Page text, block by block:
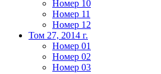
Номер 10
Номер 11
Номер 12
Том 27, 2014 г.
Номер 01
Номер 02
Номер 03